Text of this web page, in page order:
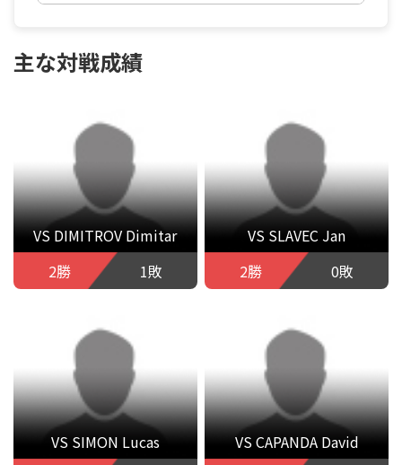
主な対戦成績
VS DIMITROV Dimitar
2勝
1敗
VS SLAVEC Jan
2勝
0敗
VS SIMON Lucas
VS CAPANDA David